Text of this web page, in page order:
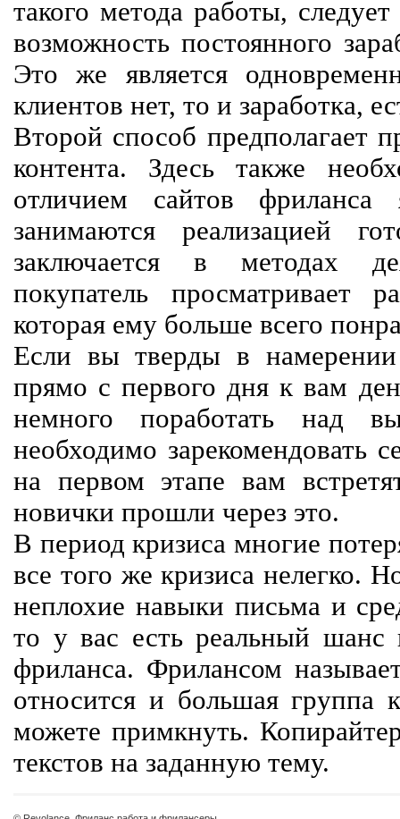
такого метода работы,
возможность постоянного
Это же является
клиентов нет, то и заработка,
Второй способ предполагает
контента. Здесь также
отличием сайтов
занимаются реализацией
заключается в методах
покупатель просматривает
которая ему больше всего
Если вы тверды в
прямо с первого дня к вам
немного поработать над
необходимо зарекомендовать
на первом этапе вам
новички прошли через это.
В период кризиса многие
все того же кризиса нелегко.
неплохие навыки письма и
то у вас есть реальный шанс
фриланса. Фрилансом
относится и большая группа
можете примкнуть.
текстов на заданную тему.